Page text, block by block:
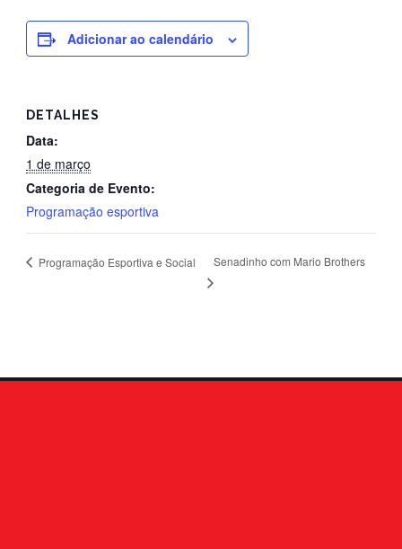
Adicionar ao calendário
DETALHES
Data:
1 de março
Categoria de Evento:
Programação esportiva
Programação Esportiva e Social Senadinho com Mario Brothers